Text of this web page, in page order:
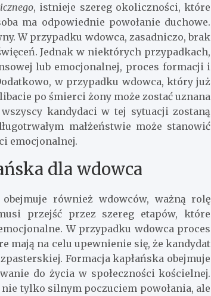
, istnieje szereg okoliczności, które
ma odpowiednie powołanie duchowe.
W przypadku wdowca, zasadniczo, brak
Jednak w niektórych przypadkach,
lub emocjonalnej, proces formacji i
w przypadku wdowca, który już
po śmierci żony może zostać uznana
kandydaci w tej sytuacji zostaną
małżeństwie może stanowić
emocjonalnej.
dla wdowca
również wdowców, ważną rolę
przejść przez szereg etapów, które
W przypadku wdowca proces
mają na celu upewnienie się, że kandydat
Formacja kapłańska obejmuje
do życia w społeczności kościelnej.
tylko silnym poczuciem powołania, ale